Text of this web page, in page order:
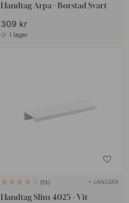
Handtag Arpa - Borstad Svart
309 kr
I lager
13 + LÄNGDER
Handtag Slim 4025 - Vit